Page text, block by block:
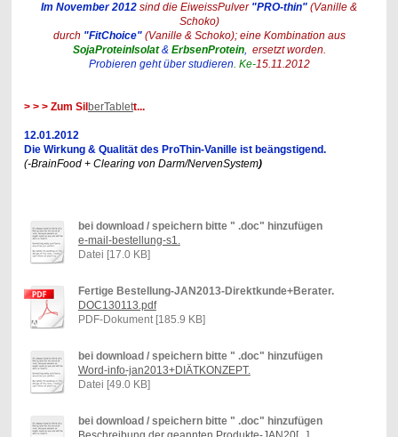
Im November 2012 sind die EiweissPulver "PRO-thin" (Vanille &
Schoko)
durch "FitChoice"(Vanille & Schoko); eine Kombination aus
SojaProteinIsolat& ErbsenProtein,
ersetzt worden.
Probieren geht über studieren Ke-15.11.2012
> > > Zum SilberTablett...
12.01.2012
Die Wirkung & Qualität des ProThin-Vanille ist beängstigend.
(-BrainFood + Clearing von Darm/NervenSystem)
bei download / speichern bitte " .doc" hinzufügen
e-mail-bestellung-s1.
Datei [17.0 KB]
Fertige Bestellung-JAN2013-Direktkunde+Berater.
DOC130113.pdf
PDF-Dokument [185.9 KB]
bei download / speichern bitte " .doc" hinzufügen
Word-info-jan2013+DIÄTKONZEPT.
Datei [49.0 KB]
bei download / speichern bitte " .doc" hinzufügen